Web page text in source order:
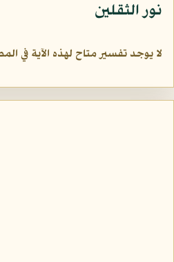
نور الثقلين
لا يوجد تفسير متاح لهذه الآية في